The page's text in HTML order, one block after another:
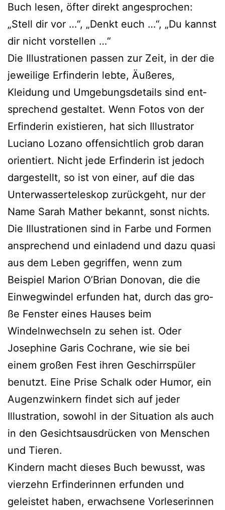
Buch lesen, öfter direkt ange­spro­chen:
„Stell dir vor …“, „Denkt euch …“, „Du kannst
dir nicht vorstellen …“
Die Illustrationen pas­sen zur Zeit, in der die
jewei­li­ge Erfinderin leb­te, Äußeres,
Kleidung und Umgebungsdetails sind ent­
spre­chend gestal­tet. Wenn Fotos von der
Erfinderin exis­tie­ren, hat sich Illustrator
Luciano Lozano offen­sicht­lich grob dar­an
ori­en­tiert. Nicht jede Erfinderin ist jedoch
dar­ge­stellt, so ist von einer, auf die das
Unterwasserteleskop zurück­geht, nur der
Name Sarah Mather bekannt, sonst nichts.
Die Illustrationen sind in Farbe und Formen
anspre­chend und ein­la­dend und dazu qua­si
aus dem Leben gegrif­fen, wenn zum
Beispiel Marion O’Brian Donovan, die die
Einwegwindel erfun­den hat, durch das gro­
ße Fenster eines Hauses beim
Windelnwechseln zu sehen ist. Oder
Josephine Garis Cochrane, wie sie bei
einem gro­ßen Fest ihren Geschirrspüler
benutzt. Eine Prise Schalk oder Humor, ein
Augenzwinkern fin­det sich auf jeder
Illustration, sowohl in der Situation als auch
in den Gesichtsausdrücken von Menschen
und Tieren.
Kindern macht die­ses Buch bewusst, was
vier­zehn Erfinderinnen erfun­den und
geleis­tet haben, erwach­se­ne Vorleserinnen